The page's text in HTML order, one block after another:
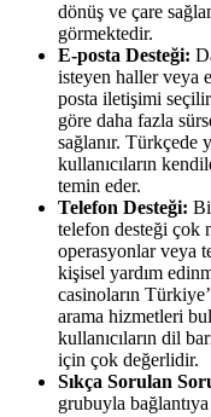
dönüş ve çare
görmektedir.
E-posta Desteği:
isteyen haller veya
posta iletişimi
göre daha fazla
sağlanır. Türkçede
kullanıcıların
temin eder.
Telefon Desteği:
telefon desteği çok
operasyonlar veya
kişisel yardım
casinoların
arama hizmetleri
kullanıcıların dil
için çok değerlidir.
Sıkça Sorulan
grubuyla